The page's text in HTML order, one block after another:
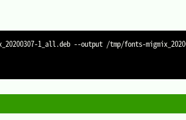
1_all.deb --output /tmp/fonts-